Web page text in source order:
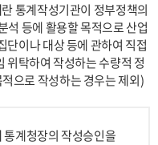
통계작성기관이 정부정책의
석 등에 활용할 목적으로 산업
단이나 대상 등에 관하여 직접
위탁하여 작성하는 수량적 정
으로 작성하는 경우는 제외)
계청장의 작성승인을